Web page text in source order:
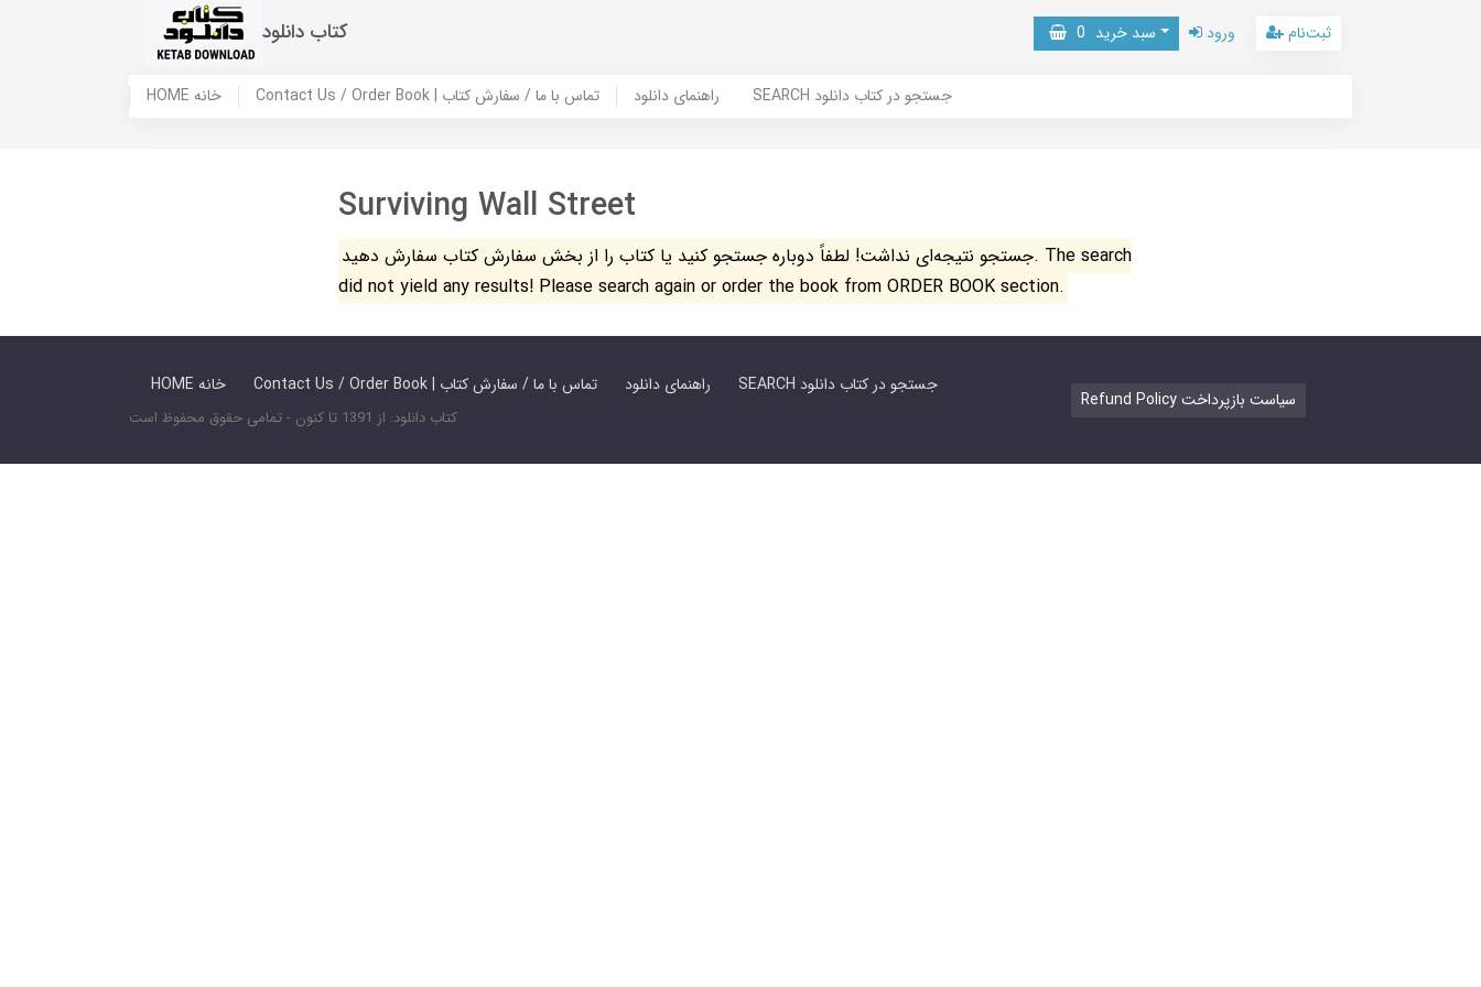
کتاب دانلود سبد خرید 0 ورود ثبت‌نام
HOME خانه Contact Us / Order Book | تماس با ما / سفارش کتاب راهنمای دانلود SEARCH جستجو در کتاب دانلود
Surviving Wall Street
جستجو نتیجه‌ای نداشت! لطفاً دوباره جستجو کنید یا کتاب را از بخش سفارش کتاب سفارش دهید. The search
did not yield any results! Please search again or order the book from ORDER BOOK section.
HOME خانه Contact Us / Order Book | تماس با ما / سفارش کتاب راهنمای دانلود SEARCH جستجو در کتاب دانلود
کتاب دانلود: از 1391 تا کنون - تمامی حقوق محفوظ است
Refund Policy سیاست بازپرداخت